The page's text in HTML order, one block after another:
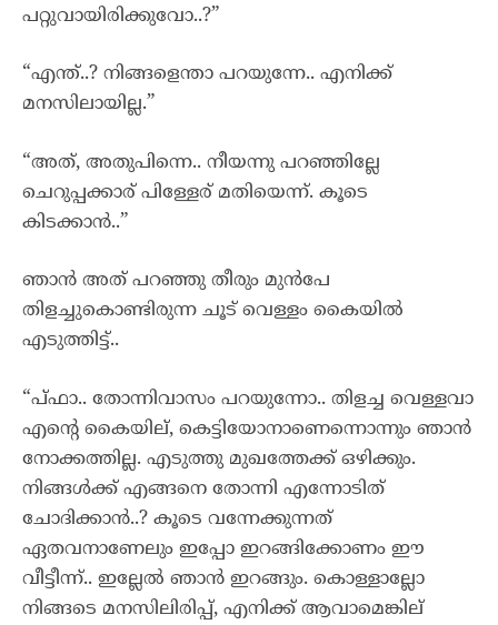
പറ്റുവായിരിക്കുവോ..?”
“എന്ത്..? നിങ്ങളെന്താ പറയുന്നേ.. എനിക്ക്
മനസിലായില്ല.”
“അത്, അതുപിന്നെ.. നീയന്നു പറഞ്ഞില്ലേ
ചെറുപ്പക്കാര് പിള്ളേര് മതിയെന്ന്. കൂടെ
കിടക്കാൻ..”
ഞാൻ അത് പറഞ്ഞു തീരും മുൻപേ
തിളച്ചുകൊണ്ടിരുന്ന ചൂട് വെള്ളം കൈയിൽ
എടുത്തിട്ട്..
“പ്ഫാ.. തോന്നിവാസം പറയുന്നോ.. തിളച്ച വെള്ളവാ
എന്റെ കൈയില്, കെട്ടിയോനാണെന്നൊന്നും ഞാൻ
നോക്കത്തില്ല. എടുത്തു മുഖത്തേക്ക് ഒഴിക്കും.
നിങ്ങൾക്ക് എങ്ങനെ തോന്നി എന്നോടിത്
ചോദിക്കാൻ..? കൂടെ വന്നേക്കുന്നത്
ഏതവനാണേലും ഇപ്പോ ഇറങ്ങിക്കോണം ഈ
വീട്ടീന്ന്.. ഇല്ലേൽ ഞാൻ ഇറങ്ങും. കൊള്ളാല്ലോ
നിങ്ങടെ മനസിലിരിപ്പ്, എനിക്ക് ആവാമെങ്കില്